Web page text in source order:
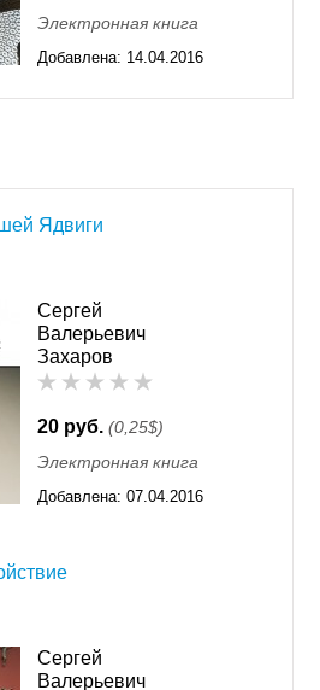
Электронная книга
Добавлена: 14.04.2016
Ядвиги
Сергей
Валерьевич
Захаров
20 руб. (0,25$)
Электронная книга
Добавлена: 07.04.2016
Сергей
Валерьевич